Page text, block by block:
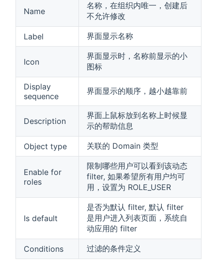
Name
名称，在组织内唯一，创建后
不允许修改
Label 界面显示名称
Icon
界面显示时，名称前显示的小
图标
Display
sequence
界面显示的顺序，越小越靠前
Description
界面上鼠标放到名称上时候显
示的帮助信息
Object type 关联的 Domain 类型
Enable for
roles
限制哪些用户可以看到该动态
filter, 如果希望所有用户均可
用，设置为 ROLE_USER
Is default
是否为默认 filter, 默认 filter
是用户进入列表页面，系统自
动应用的 filter
Conditions 过滤的条件定义